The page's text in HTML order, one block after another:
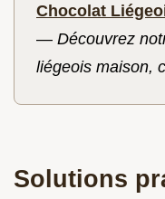
Chocolat
— Découvrez
liégeois maison,
Solutions